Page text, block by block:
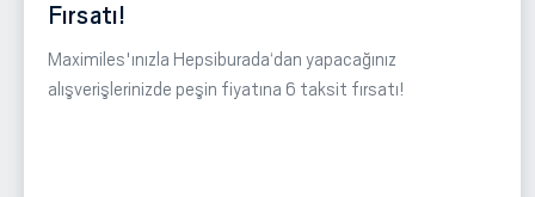
Fırsatı!
Maximiles'ınızla Hepsiburada‘dan yapacağınız
alışverişlerinizde peşin fiyatına 6 taksit fırsatı!